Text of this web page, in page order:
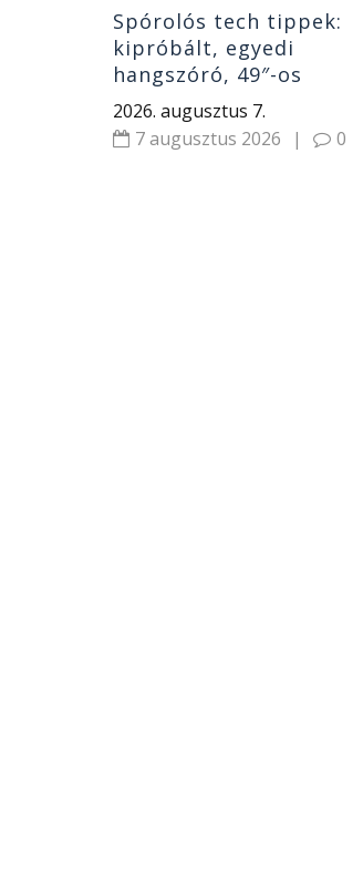
Spórolós tech tippek:
kipróbált, egyedi
hangszóró, 49″-os
monitor, gyerek okosóra
és Huawei óra
2026. augusztus 7.
7 augusztus 2026
| 0